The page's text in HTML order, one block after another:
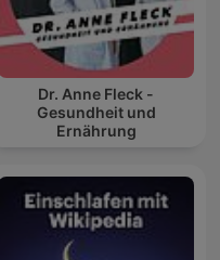
Dr. Anne Fleck -
Gesundheit und
Ernährung